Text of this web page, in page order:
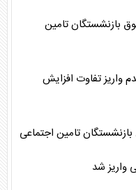
بازنشستگان تامین
واریز تفاوت افزایش
تامین اجتماعی
واریز شد